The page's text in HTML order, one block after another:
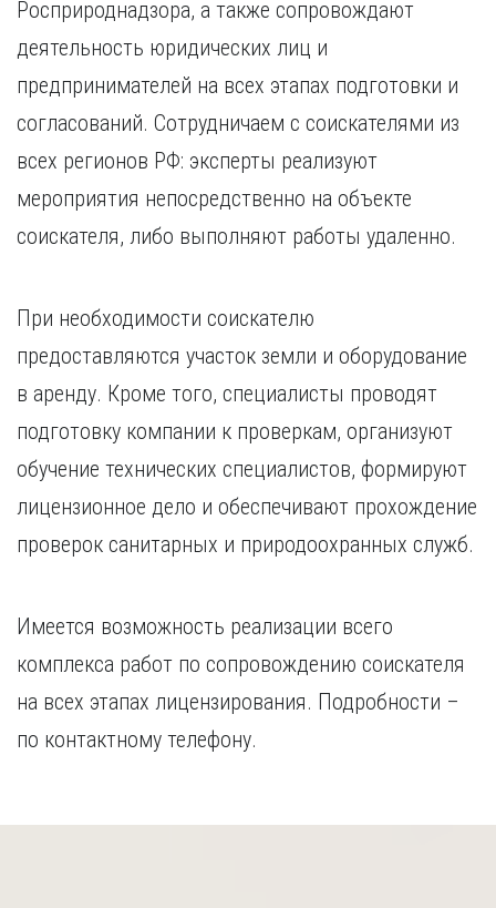
Росприроднадзора, а также сопровождают
деятельность юридических лиц и
предпринимателей на всех этапах подготовки и
согласований. Сотрудничаем с соискателями из
всех регионов РФ: эксперты реализуют
мероприятия непосредственно на объекте
соискателя, либо выполняют работы удаленно.
При необходимости соискателю
предоставляются участок земли и оборудование
в аренду. Кроме того, специалисты проводят
подготовку компании к проверкам, организуют
обучение технических специалистов, формируют
лицензионное дело и обеспечивают прохождение
проверок санитарных и природоохранных служб.
Имеется возможность реализации всего
комплекса работ по сопровождению соискателя
на всех этапах лицензирования. Подробности –
по контактному телефону.